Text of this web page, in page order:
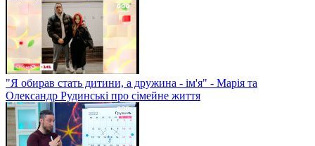
"Я обирав стать дитини, а дружина - ім'я" - Марія та
Олександр Рудинські про сімейне життя